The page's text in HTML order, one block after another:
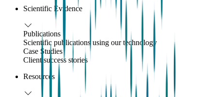
Scientific Evidence
Publications
Scientific publications using our technology
Case Studies
Client success stories
Resources